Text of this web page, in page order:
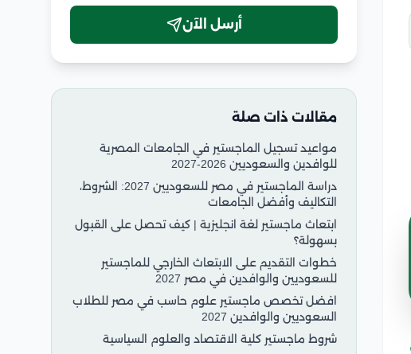
أرسل الآن
مقالات ذات صلة
مواعيد تسجيل الماجستير في الجامعات المصرية
للوافدين والسعوديين 2026-2027
دراسة الماجستير في مصر للسعوديين 2027: الشروط،
التكاليف وأفضل الجامعات
ابتعاث ماجستير لغة انجليزية | كيف تحصل على القبول
بسهولة؟
خطوات التقديم على الابتعاث الخارجي للماجستير
للسعوديين والوافدين في مصر 2027
افضل تخصص ماجستير علوم حاسب في مصر للطلاب
السعوديين والوافدين 2027
شروط ماجستير كلية الاقتصاد والعلوم السياسية